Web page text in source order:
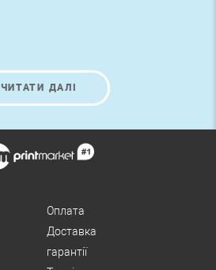
ЧИТАТИ ДАЛІ
Оплата
Доставка
гарантії